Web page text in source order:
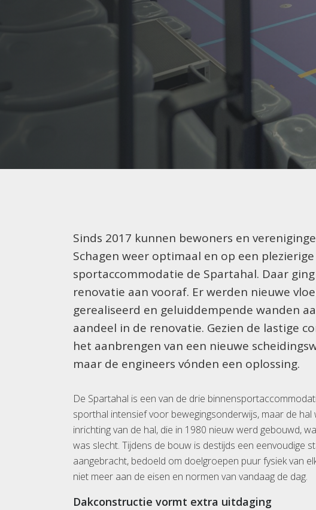
Sinds 2017 kunnen bewoners en
Schagen weer optimaal en op een
sportaccommodatie de Spartahal. Daar
renovatie aan vooraf. Er werden nieuwe
gerealiseerd en geluiddempende wanden
aandeel in de renovatie. Gezien de lastige
het aanbrengen van een nieuwe
maar de engineers vónden een oplossing.
De Spartahal is een van de drie
sporthal intensief voor bewegingsonderwijs, maar de
inrichting van de hal, die in 1980 nieuw werd gebouwd,
was slecht. Tijdens de bouw is destijds een eenvoudige
aangebracht, bedoeld om doelgroepen puur fysiek van
niet meer aan de eisen en normen van vandaag de dag.
Dakconstructie vormt extra uitdaging